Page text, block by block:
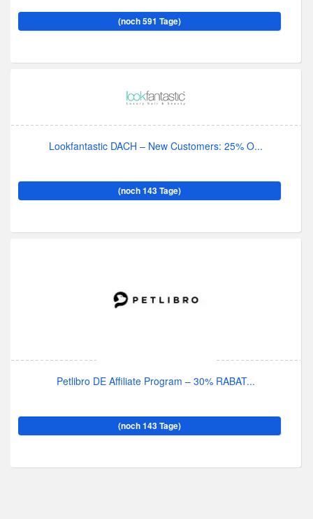
(noch 591 Tage)
Lookfantastic DACH – New Customers: 25% O...
(noch 143 Tage)
Petlibro DE Affiliate Program – 30% RABAT...
(noch 143 Tage)